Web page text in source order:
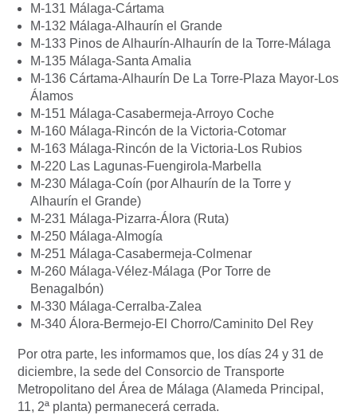
M-131 Málaga-Cártama
M-132 Málaga-Alhaurín el Grande
M-133 Pinos de Alhaurín-Alhaurín de la Torre-Málaga
M-135 Málaga-Santa Amalia
M-136 Cártama-Alhaurín De La Torre-Plaza Mayor-Los
Álamos
M-151 Málaga-Casabermeja-Arroyo Coche
M-160 Málaga-Rincón de la Victoria-Cotomar
M-163 Málaga-Rincón de la Victoria-Los Rubios
M-220 Las Lagunas-Fuengirola-Marbella
M-230 Málaga-Coín (por Alhaurín de la Torre y
Alhaurín el Grande)
M-231 Málaga-Pizarra-Álora (Ruta)
M-250 Málaga-Almogía
M-251 Málaga-Casabermeja-Colmenar
M-260 Málaga-Vélez-Málaga (Por Torre de
Benagalbón)
M-330 Málaga-Cerralba-Zalea
M-340 Álora-Bermejo-El Chorro/Caminito Del Rey
Por otra parte, les informamos que, los días 24 y 31 de
diciembre, la sede del Consorcio de Transporte
Metropolitano del Área de Málaga (Alameda Principal,
11, 2ª planta) permanecerá cerrada.